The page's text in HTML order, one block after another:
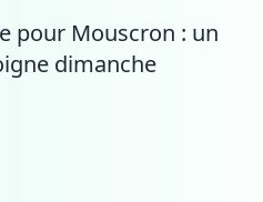
pour Mouscron : un
dimanche